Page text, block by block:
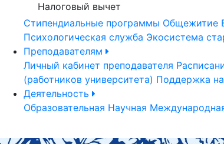
Налоговый вычет
Стипендиальные программы Общежитие
Психологическая служба Экосистема
Преподавателям
Личный кабинет преподавателя
(работников университета) Поддержка
Деятельность
Образовательная Научная